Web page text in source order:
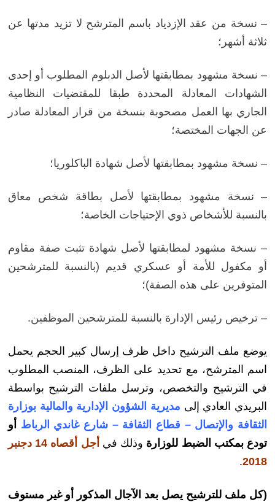
– نسخة من عقد الإزدياد باسم المترشح لا تزيد مدتها عن
ثلاثة أشهر؛
– نسخة مشهود بمطابقتها لأصل الدبلوم المطلوب أو إحدى
الشهادات المعادلة المحددة طبقا للمقتضيات النظامية
الجاري بها العمل مصحوبة بنسخة من قرار المعادلة صادر
عن الجهات المختصة؛
– نسخة مشهود بمطابقتها لأصل شهادة الباكلوريا؛
– نسخة مشهود بمطابقتها لأصل بطاقة شخص معاق
بالنسبة للأشخاص ذوي الإحتياجات الخاصة؛
– نسخة مشهود لمطابقتها لأصل شهادة تثبت صفة مقاوم
أو مكفول للأمة أو عسكري قديم (بالنسبة للمترشحين
المتوفرين على هذه الصفة)؛
– ترخيص رئيس الإدارة بالنسبة للمترشحين الموظفين.
يوضع ملف الترشيح داخل ظرف إرسال كبير الحجم يحمل
اسم المترشح، مع تحديد على الظرف، المنصب المطلوب
في الترشيح والتخصص، وترسل ملفات الترشيح بواسطة
البريدي العادي إلى مديرية الشؤون الإدارية والمالية بوزارة
الثقافة والإتصال – قطاع الثقافة – شارع غاندي الرباط
أو
تودع بمكتب الضبط للوزارة وذلك في
أجل أقصاه 14 دجنبر
2018
.
(كل ملف للترشيح يصل بعد الآجال المذكور أو غير مستوف